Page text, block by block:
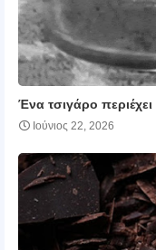
Ένα τσιγάρο
Ιούνιος 22, 2026